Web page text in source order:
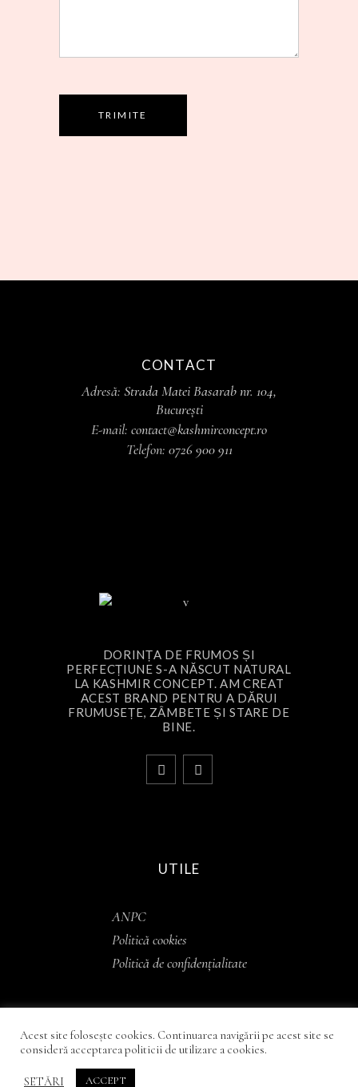
TRIMITE
CONTACT
Adresă: Strada Matei Basarab nr. 104,
București
E-mail: contact@kashmirconcept.ro
Telefon: 0726 900 911
DORINȚA DE FRUMOS ȘI
PERFECȚIUNE S-A NĂSCUT NATURAL
LA KASHMIR CONCEPT. AM CREAT
ACEST BRAND PENTRU A DĂRUI
FRUMUSEȚE, ZÂMBETE ȘI STARE DE
BINE.
UTILE
ANPC
Politică cookies
Politică de confidențialitate
© 2022Kashmir Concept
Acest site foloseşte cookies. Continuarea navigării pe acest site se
consideră acceptarea politicii de utilizare a cookies.
SETĂRI ACCEPT